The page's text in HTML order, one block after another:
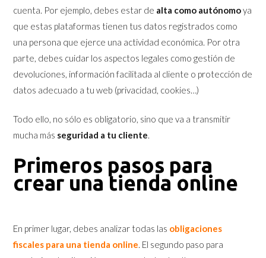
cuenta. Por ejemplo, debes estar de alta como autónomoya
que estas plataformas tienen tus datos registrados como
una persona que ejerce una actividad económica. Por otra
parte, debes cuidar los aspectos legales como gestión de
devoluciones, información facilitada al cliente o protección de
datos adecuado a tu web (privacidad, cookies…)
Todo ello, no sólo es obligatorio, sino que va a transmitir
mucha más seguridad a tu cliente.
Primeros pasos para
crear una tienda online
En primer lugar, debes analizar todas las obligaciones
fiscales para una tienda online. El segundo paso para